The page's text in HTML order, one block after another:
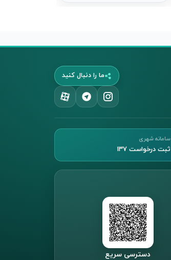
ما را دنبال کنید
سامانه شهری
ثبت درخواست ۱۳۷
دسترسی سریع